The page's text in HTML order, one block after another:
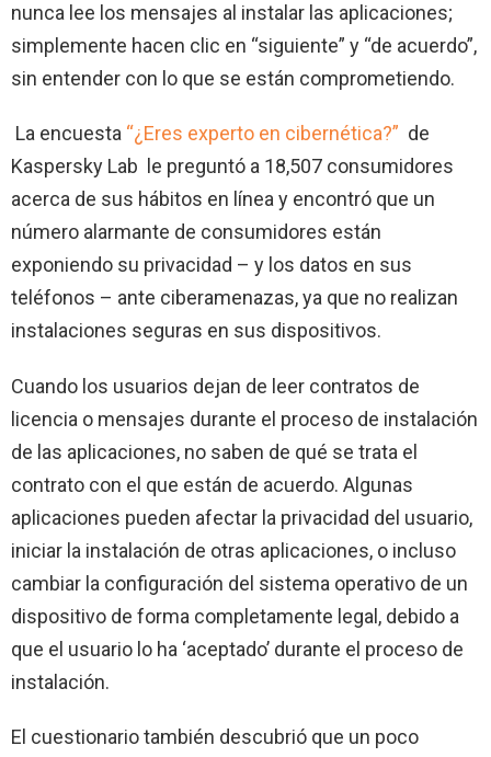
nunca lee los mensajes al instalar las aplicaciones;
simplemente hacen clic en “siguiente” y “de acuerdo”,
sin entender con lo que se están comprometiendo.
La encuesta “¿Eres experto en cibernética?” de
Kaspersky Lab le preguntó a 18,507 consumidores
acerca de sus hábitos en línea y encontró que un
número alarmante de consumidores están
exponiendo su privacidad – y los datos en sus
teléfonos – ante ciberamenazas, ya que no realizan
instalaciones seguras en sus dispositivos.
Cuando los usuarios dejan de leer contratos de
licencia o mensajes durante el proceso de instalación
de las aplicaciones, no saben de qué se trata el
contrato con el que están de acuerdo. Algunas
aplicaciones pueden afectar la privacidad del usuario,
iniciar la instalación de otras aplicaciones, o incluso
cambiar la configuración del sistema operativo de un
dispositivo de forma completamente legal, debido a
que el usuario lo ha ‘aceptado’ durante el proceso de
instalación.
El cuestionario también descubrió que un poco